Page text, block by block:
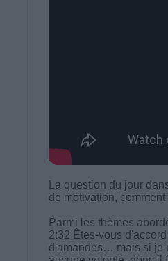
La question du jour
de motivation,
Parmi les thèmes
2:32 Êtes-vous
d'amandes… mais si je